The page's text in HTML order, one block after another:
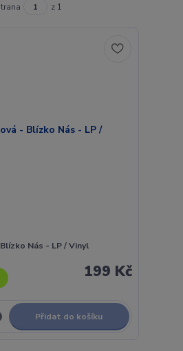
z 1
Nás - LP / Vinyl
199 Kč
Přidat do košíku